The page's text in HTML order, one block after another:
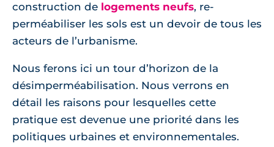
construction de logements neufs, re-
perméabiliser les sols est un devoir de tous les
acteurs de l’urbanisme.
Nous ferons ici un tour d’horizon de la
désimperméabilisation. Nous verrons en
détail les raisons pour lesquelles cette
pratique est devenue une priorité dans les
politiques urbaines et environnementales.